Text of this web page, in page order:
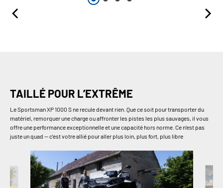
TAILLÉ POUR L’EXTRÊME
Le Sportsman XP 1000 S ne recule devant rien. Que ce soit pour transporter du
matériel, remorquer une charge ou affronter les pistes les plus sauvages, il vous
offre une performance exceptionnelle et une capacité hors norme. Ce n’est pas
juste un quad — c’est votre allié pour aller plus loin, plus fort, plus libre